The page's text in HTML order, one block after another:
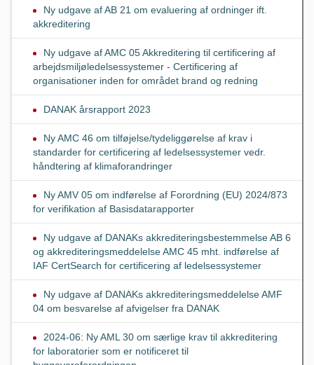
Ny udgave af AB 21 om evaluering af ordninger ift.
akkreditering
Ny udgave af AMC 05 Akkreditering til certificering af
arbejdsmiljøledelsessystemer - Certificering af
organisationer inden for området brand og redning
DANAK årsrapport 2023
Ny AMC 46 om tilføjelse/tydeliggørelse af krav i
standarder for certificering af ledelsessystemer vedr.
håndtering af klimaforandringer
Ny AMV 05 om indførelse af Forordning (EU) 2024/873
for verifikation af Basisdatarapporter
Ny udgave af DANAKs akkrediteringsbestemmelse AB 6
og akkrediteringsmeddelelse AMC 45 mht. indførelse af
IAF CertSearch for certificering af ledelsessystemer
Ny udgave af DANAKs akkrediteringsmeddelelse AMF
04 om besvarelse af afvigelser fra DANAK
2024-06: Ny AML 30 om særlige krav til akkreditering
for laboratorier som er notificeret til